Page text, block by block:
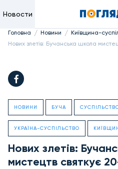
Новости
Головна / Новини / Київщина-
Нових злетів: Бучанська школа
НОВИНИ БУЧА
УКРАЇНА-СУСПІЛЬСТВО
Нових злетів:
мистецтв святкує